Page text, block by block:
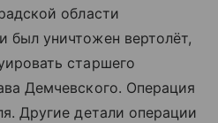
области
был уничтожен вертолёт,
старшего
Демчевского. Операция
Другие детали операции